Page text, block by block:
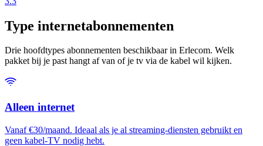
Type internetabonnementen
Drie hoofdtypes abonnementen beschikbaar in Erlecom. Welk
pakket bij je past hangt af van of je tv via de kabel wil kijken.
Alleen internet
Vanaf €30/maand. Ideaal als je al streaming-diensten gebruikt en
geen kabel-TV nodig hebt.